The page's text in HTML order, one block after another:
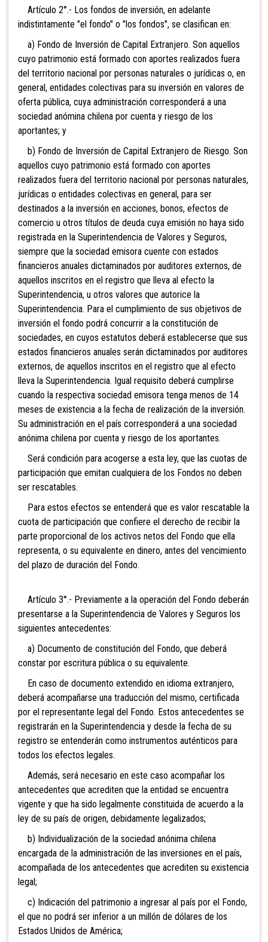
Artículo 2°.- Los fondos de inversión, en adelante
indistintamente "el fondo" o "los fondos", se clasifican en:
a) Fondo de Inversión de Capital Extranjero. Son aquellos
cuyo patrimonio está formado con aportes realizados fuera
del territorio nacional por personas naturales o jurídicas o, en
general, entidades colectivas para su inversión en valores de
oferta pública, cuya administración corresponderá a una
sociedad anómina chilena por cuenta y riesgo de los
aportantes; y
b) Fondo de Inversión de Capital Extranjero de Riesgo. Son
aquellos cuyo patrimonio está formado con aportes
realizados fuera del territorio nacional por personas naturales,
jurídicas o entidades colectivas en general, para ser
destinados a la inversión en acciones, bonos, efectos de
comercio u otros títulos de deuda cuya emisión no haya sido
registrada en la Superintendencia de Valores y Seguros,
siempre que la sociedad emisora cuente con estados
financieros anuales dictaminados por auditores externos, de
aquellos inscritos en el registro que lleva al efecto la
Superintendencia, u otros valores que autorice la
Superintendencia. Para el cumplimiento de sus objetivos de
inversión el fondo podrá concurrir a la constitución de
sociedades, en cuyos estatutos deberá establecerse que sus
estados financieros anuales serán dictaminados por auditores
externos, de aquellos inscritos en el registro que al efecto
lleva la Superintendencia. Igual requisito deberá cumplirse
cuando la respectiva sociedad emisora tenga menos de 14
meses de existencia a la fecha de realización de la inversión.
Su administración en el país corresponderá a una sociedad
anónima chilena por cuenta y riesgo de los aportantes.
Será condición para acogerse a esta ley, que las cuotas de
participación que emitan cualquiera de los Fondos no deben
ser rescatables.
Para estos efectos se entenderá que es valor rescatable la
cuota de participación que confiere el derecho de recibir la
parte proporcional de los activos netos del Fondo que ella
representa, o su equivalente en dinero, antes del vencimiento
del plazo de duración del Fondo.
Artículo 3°.- Previamente a la operación del Fondo deberán
presentarse a la Superintendencia de Valores y Seguros los
siguientes antecedentes:
a) Documento de constitución del Fondo, que deberá
constar por escritura pública o su equivalente.
En caso de documento extendido en idioma extranjero,
deberá acompañarse una traducción del mismo, certificada
por el representante legal del Fondo. Estos antecedentes se
registrarán en la Superintendencia y desde la fecha de su
registro se entenderán como instrumentos auténticos para
todos los efectos legales.
Además, será necesario en este caso acompañar los
antecedentes que acrediten que la entidad se encuentra
vigente y que ha sido legalmente constituida de acuerdo a la
ley de su país de origen, debidamente legalizados;
b) Individualización de la sociedad anónima chilena
encargada de la administración de las inversiones en el país,
acompañada de los antecedentes que acrediten su existencia
legal;
c) Indicación del patrimonio a ingresar al país por el Fondo,
el que no podrá ser inferior a un millón de dólares de los
Estados Unidos de América;